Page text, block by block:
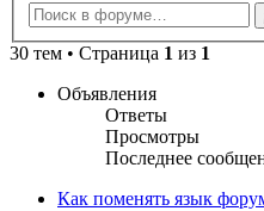
30 тем • Страница 1 из 1
Объявления
Ответы
Просмотры
Последнее
Как поменять язык